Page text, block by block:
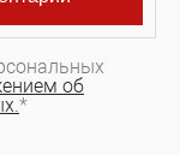
об
*